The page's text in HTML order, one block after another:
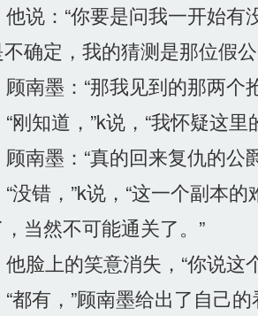
说：“你要是问我一开始有
不确定，我的猜测是那位假
南墨：“那我见到的那两个
刚知道，”k说，“我怀疑这
南墨：“真的回来复仇的公
没错，”k说，“这一个副本
，当然不可能通关了。”
脸上的笑意消失，“你说这
都有，”顾南墨给出了自己